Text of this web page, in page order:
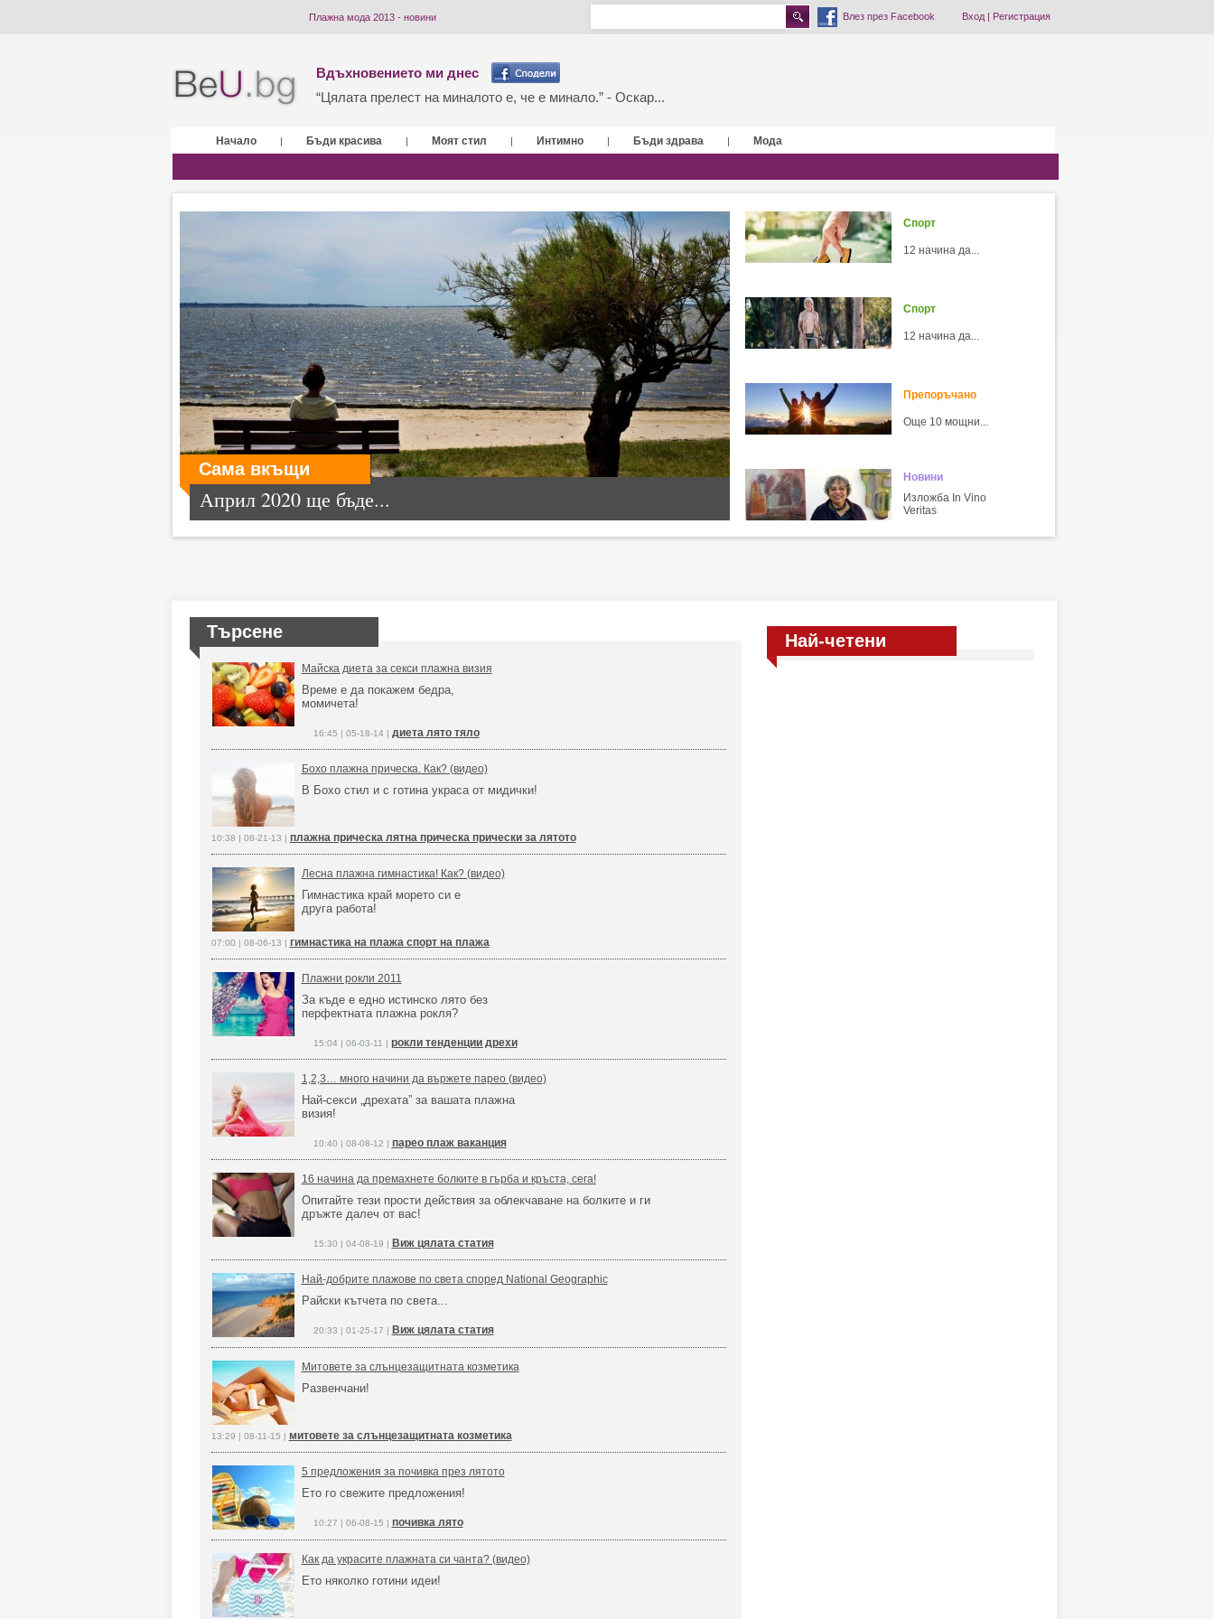
Плажна мода 2013 - новини Влез през Facebook Вход| Регистрация
Вдъхновението ми днес
“Цялата прелест на миналото е, че е минало.” - Оскар...
Начало | Бъди красива | Моят стил | Интимно | Бъди здрава | Мода
Сама вкъщи
Април 2020 ще бъде...
Спорт
12 начина да...
Спорт
12 начина да...
Препоръчано
Още 10 мощни...
Новини
Изложба In Vino
Veritas
Търсене
Майска диета за секси плажна визия
Време е да покажем бедра,
момичета!
16:45 | 05-18-14 | диета лято тяло
Бохо плажна прическа. Как? (видео)
В Бохо стил и с готина украса от мидички!
10:38 | 08-21-13 | плажна прическа лятна прическа прически за лятото
Лесна плажна гимнастика! Как? (видео)
Гимнастика край морето си е
друга работа!
07:00 | 08-06-13 | гимнастика на плажа спорт на плажа
Плажни рокли 2011
За къде е едно истинско лято без
перфектната плажна рокля?
15:04 | 06-03-11 | рокли тенденции дрехи
1,2,3… много начини да вържете парео (видео)
Най-секси „дрехата” за вашата плажна
визия!
10:40 | 08-08-12 | парео плаж ваканция
16 начина да премахнете болките в гърба и кръста, сега!
Опитайте тези прости действия за облекчаване на болките и ги
дръжте далеч от вас!
15:30 | 04-08-19 | Виж цялата статия
Най-добрите плажове по света според National Geographic
Райски кътчета по света...
20:33 | 01-25-17 | Виж цялата статия
Митовете за слънцезащитната козметика
Развенчани!
13:29 | 08-11-15 | митовете за слънцезащитната козметика
5 предложения за почивка през лятото
Ето го свежите предложения!
10:27 | 06-08-15 | почивка лято
Как да украсите плажната си чанта? (видео)
Ето няколко готини идеи!
Най-четени